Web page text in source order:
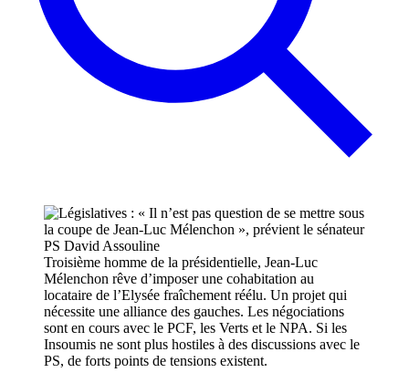
Troisième homme de la présidentielle, Jean-Luc
Mélenchon rêve d’imposer une cohabitation au
locataire de l’Elysée fraîchement réélu. Un projet qui
nécessite une alliance des gauches. Les négociations
sont en cours avec le PCF, les Verts et le NPA. Si les
Insoumis ne sont plus hostiles à des discussions avec le
PS, de forts points de tensions existent.